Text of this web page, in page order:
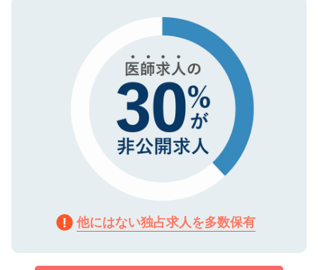
で、機密保持に関してもご安心ください。
他にはない独占求人を多数保有